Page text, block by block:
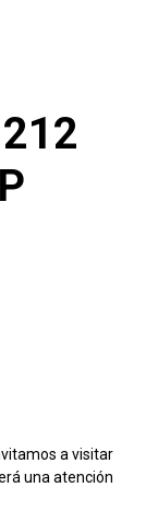
a visitar
una atención